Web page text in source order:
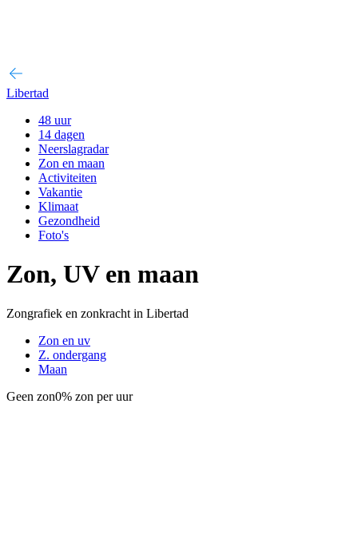
Libertad
48 uur
14 dagen
Neerslagradar
Zon en maan
Activiteiten
Vakantie
Klimaat
Gezondheid
Foto's
Zon, UV en maan
Zongrafiek en zonkracht in Libertad
Zon en uv
Z. ondergang
Maan
Geen zon0% zon per uur